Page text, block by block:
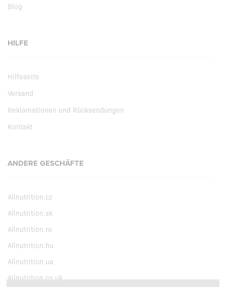
Blog
HILFE
Hilfeseite
Versand
Reklamationen und Rücksendungen
Kontakt
ANDERE GESCHÄFTE
Allnutrition.cz
Allnutrition.sk
Allnutrition.ro
Allnutrition.hu
Allnutrition.ua
Allnutrition.co.uk